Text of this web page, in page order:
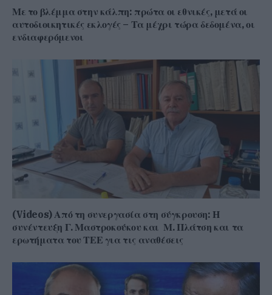
Με το βλέμμα στην κάλπη: πρώτα οι εθνικές, μετά οι
αυτοδιοικητικές εκλογές – Τα μέχρι τώρα δεδομένα, οι
ενδιαφερόμενοι
(Videos) Από τη συνεργασία στη σύγκρουση: Η
συνέντευξη Γ. Μαστροκούκου και Μ. Πλάτση και τα
ερωτήματα του ΤΕΕ για τις αναθέσεις